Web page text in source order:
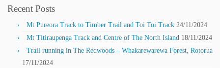
Recent Posts
Mt Pureora Track to Timber Trail and Toi Toi Track 24/11/2024
Mt Titiraupenga Track and Centre of The North Island 18/11/2024
Trail running in The Redwoods – Whakarewarewa Forest, Rotorua
17/11/2024